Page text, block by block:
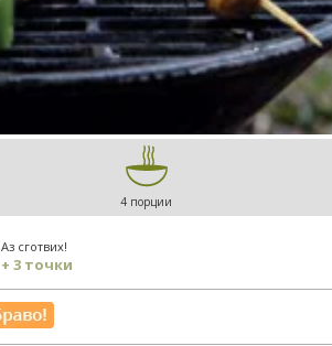
4 порции
Аз сготвих!
+ 3 точки